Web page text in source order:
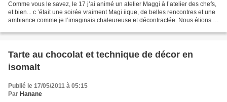
Comme vous le savez, le 17 j’ai animé un atelier Maggi à l’atelier des chefs,
et bien... c ’était une soirée vraiment Magi iique, de belles rencontres et une
ambiance comme je l’imaginais chaleureuse et décontractée. Nous étions 4
Tarte au chocolat et technique de décor en
isomalt
Publié le 17/05/2011 à 05:15
Par Hanane